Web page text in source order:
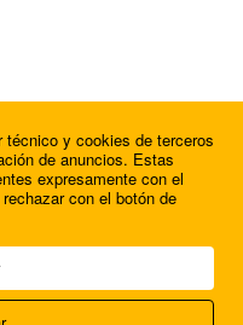
y cookies de terceros
de anuncios. Estas
expresamente con el
con el botón de